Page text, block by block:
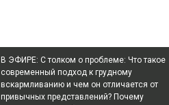
В ЭФИРЕ: С толком о проблеме: Что такое
современный подход к грудному
вскармливанию и чем он отличается от
привычных представлений? Почему